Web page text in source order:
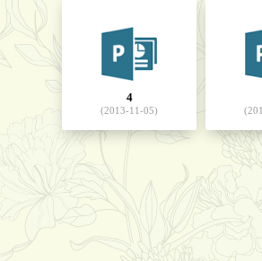
4
(2013-11-05)